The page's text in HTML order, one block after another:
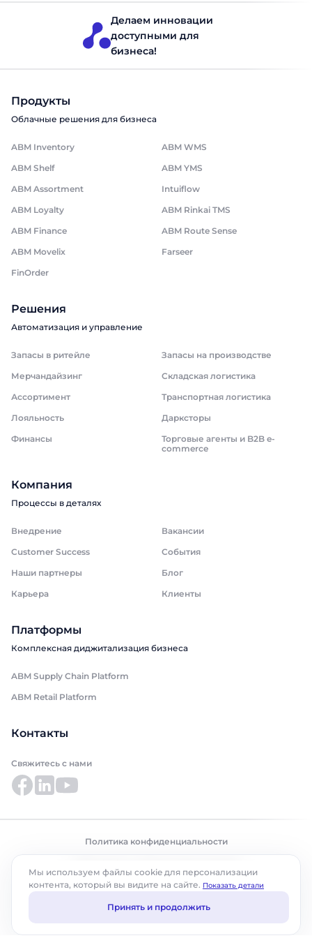
Отправить
Делаем инновации
доступными для
бизнеса!
Продукты
Облачные решения для бизнеса
ABM Inventory
ABM WMS
ABM Shelf
ABM YMS
ABM Assortment
Intuiflow
ABM Loyalty
ABM Rinkai TMS
ABM Finance
ABM Route Sense
ABM Movelix
Farseer
FinOrder
Решения
Автоматизация и управление
Запасы в ритейле
Запасы на производстве
Мерчандайзинг
Складская логистика
Ассортимент
Транспортная логистика
Лояльность
Дарксторы
Финансы
Торговые агенты и B2B e-
commerce
Компания
Процессы в деталях
Внедрение
Вакансии
Customer Success
События
Наши партнеры
Блог
Карьера
Клиенты
Платформы
Комплексная диджитализация бизнеса
ABM Supply Chain Platform
ABM Retail Platform
Контакты
Свяжитесь с нами
Политика конфиденциальности
Мы используем файлы cookie для персонализации
контента, который вы видите на сайте. Показать детали
Принять и продолжить